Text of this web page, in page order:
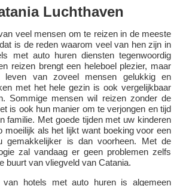
Luchthaven
veel mensen om te reizen in de meeste
is de reden waarom veel van hen zijn in
met auto huren diensten tegenwoordig
reizen brengt een heleboel plezier, maar
van zoveel mensen gelukkig en
met het hele gezin is ook vergelijkbaar
Sommige mensen wil reizen zonder de
is ook hun manier om te verjongen en tijd
familie. Met goede tijden met uw kinderen
moeilijk als het lijkt want boeking voor een
gemakkelijker is dan voorheen. Met de
zal vandaag er geen problemen zelfs
buurt van vliegveld van Catania.
van hotels met auto huren is algemeen